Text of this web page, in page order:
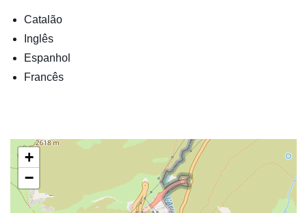
Catalão
Inglês
Espanhol
Francês
+
−